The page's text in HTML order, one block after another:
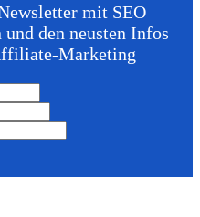
mit SEO
den neusten Infos
Marketing